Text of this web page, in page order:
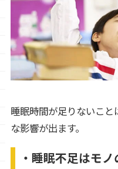
睡眠時間が足りないこ
な影響が出ます。
・睡眠不足はモ